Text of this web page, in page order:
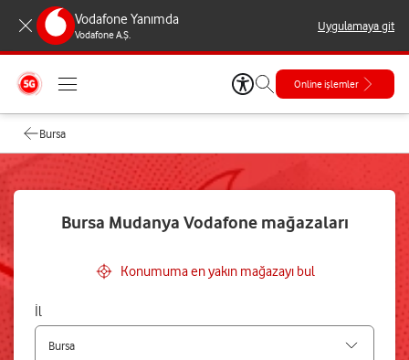
Vodafone Yanımda
Vodafone A.Ş.
Uygulamaya git
Online işlemler
Bursa
Bursa Mudanya Vodafone mağazaları
Konumuma en yakın mağazayı bul
İl